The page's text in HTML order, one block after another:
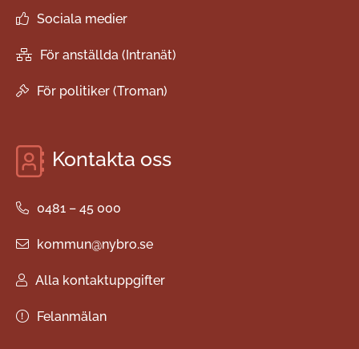
Sociala medier
För anställda (Intranät)
För politiker (Troman)
Kontakta oss
0481 – 45 000
kommun@nybro.se
Alla kontaktuppgifter
Felanmälan